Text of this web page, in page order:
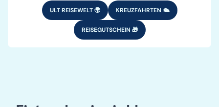
ULT REISEWELT 🌍 KREUZFAHRTEN 🛳️
REISEGUTSCHEIN 🎁
Französisch-